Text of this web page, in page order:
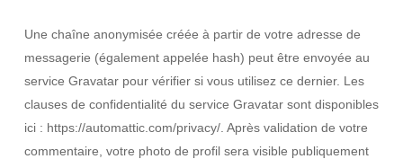
Une chaîne anonymisée créée à partir de votre adresse de
messagerie (également appelée hash) peut être envoyée au
service Gravatar pour vérifier si vous utilisez ce dernier. Les
clauses de confidentialité du service Gravatar sont disponibles
ici : https://automattic.com/privacy/. Après validation de votre
commentaire, votre photo de profil sera visible publiquement